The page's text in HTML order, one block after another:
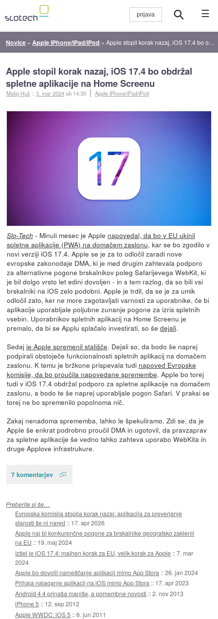
☰
Novice » Apple iPhone/iPad/iPod »Apple stopil korak nazaj, iOS 17.4 bo obdržal spletne aplikacije na Home Screenu
Apple stopil korak nazaj, iOS 17.4 bo obdržal
spletne aplikacije na Home Screenu
Matej Huš ::3. mar 2024ob 14:30 Apple iPhone/iPad/iPod
Slo-Tech - Minuli mesec je Apple napovedal, da bo v EU ukinil
spletne aplikacije (PWA) na domačem zaslonu, kar se bo zgodilo v
novi verziji iOS 17.4. Apple se je za to odločil zaradi nove
evropske zakonodaje DMA, ki je med drugim zahtevala podporo
za alternativne pogone brskalnikov poleg Safarijevega WebKit, ki
je bil dolgo vrsto let edini dovoljen - in s tem razlog, da so bili vsi
brskalniki na iOS zelo podobni. Apple je trdil, da se je za umik
odločil zato, ker ne more zagotavljati varnosti za uporabnike, če bi
aplikacije uporabljale poljubne zunanje pogone za izris spletnih
vsebin. Uporabnikov spletnih aplikacij na Home Screenu je
premalo, da bi se Applu splačalo investirati, so še dejali.
Sedaj je Apple spremenil stališče. Dejali so, da bodo še naprej
podpirali obstoječe funkcionalnosti spletnih aplikacij na domačem
zaslonu. K temu je bržkone prispevala tudi napoved Evropske
komisije, da bo proučila napovedane spremembe. Apple bo torej
tudi v iOS 17.4 obdržal podporo za spletne aplikacije na domačem
zaslonu, a bodo te še naprej uporabljale pogon Safari. V praksi se
torej ne bo spremenilo popolnoma nič.
Zakaj nenadoma sprememba, lahko le špekuliramo. Zdi se, da je
Apple še enkrat podrobno proučil DMA in ugotovil, da pravzaprav
za spletne aplikacije še vedno lahko zahteva uporabo WebKita in
druge Applove infrastrukure.
7 komentarjev
Preberite si še…
Evropska komisija stopila korak nazaj: aplikacija za preverjanje
starosti še ni nared :: 17. apr 2026
Apple naj bi konkurenčne pogone za brskalnike geografsko zaklenil
na EU :: 19. maj 2024
Izšel je iOS 17.4: majhen korak za EU, velik korak za Apple ::7. mar
2024
Apple bo dovolil nameščanje aplikacij mimo App Stora ::26. jan 2024
Prihaja nalaganje aplikacij na iOS mimo App Stora :: 17. apr 2023
Android 4.4 prinaša manjše, a pomembne novosti ::2. nov 2013
iPhone 5 :: 12. sep 2012
Apple WWDC: iOS 5 ::6. jun 2011